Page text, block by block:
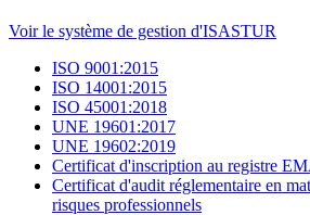
Voir le système de gestion d'ISASTUR
ISO 9001:2015
ISO 14001:2015
ISO 45001:2018
UNE 19601:2017
UNE 19602:2019
Certificat d'inscription au registre
Certificat d'audit réglementaire en
risques professionnels